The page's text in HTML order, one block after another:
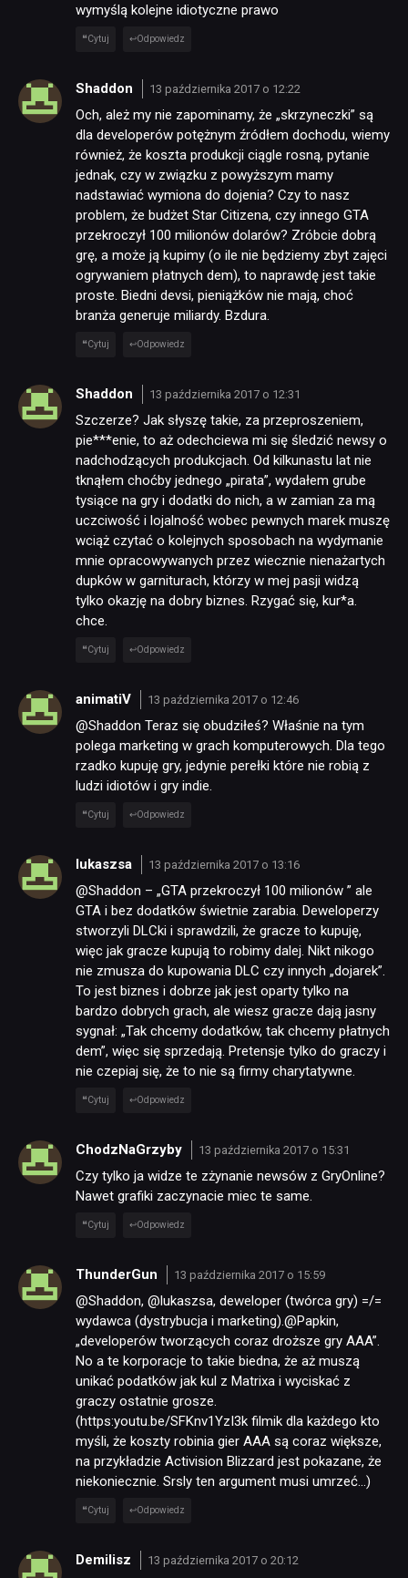
NEWSY
RECENZJE
PUBLICYSTYKA
KULTURA
RETRO
TECHNOLOGIE
DYSKUSJE
JUŻ GRALIŚMY
SKLEP
wymyślą kolejne idiotyczne prawo
Cytuj Odpowiedz
Shaddon 13 października 2017 o 12:22
Och, ależ my nie zapominamy, że „skrzyneczki” są
dla developerów potężnym źródłem dochodu, wiemy
również, że koszta produkcji ciągle rosną, pytanie
jednak, czy w związku z powyższym mamy
nadstawiać wymiona do dojenia? Czy to nasz
problem, że budżet Star Citizena, czy innego GTA
przekroczył 100 milionów dolarów? Zróbcie dobrą
grę, a może ją kupimy (o ile nie będziemy zbyt zajęci
ogrywaniem płatnych dem), to naprawdę jest takie
proste. Biedni devsi, pieniążków nie mają, choć
branża generuje miliardy. Bzdura.
Cytuj Odpowiedz
Shaddon 13 października 2017 o 12:31
Szczerze? Jak słyszę takie, za przeproszeniem,
pie***enie, to aż odechciewa mi się śledzić newsy o
nadchodzących produkcjach. Od kilkunastu lat nie
tknąłem choćby jednego „pirata”, wydałem grube
tysiące na gry i dodatki do nich, a w zamian za mą
uczciwość i lojalność wobec pewnych marek muszę
wciąż czytać o kolejnych sposobach na wydymanie
mnie opracowywanych przez wiecznie nienażartych
dupków w garniturach, którzy w mej pasji widzą
tylko okazję na dobry biznes. Rzygać się, kur*a.
chce.
Cytuj Odpowiedz
animatiV 13 października 2017 o 12:46
@Shaddon Teraz się obudziłeś? Właśnie na tym
polega marketing w grach komputerowych. Dla tego
rzadko kupuję gry, jedynie perełki które nie robią z
ludzi idiotów i gry indie.
Cytuj Odpowiedz
lukaszsa 13 października 2017 o 13:16
@Shaddon – „GTA przekroczył 100 milionów ” ale
GTA i bez dodatków świetnie zarabia. Deweloperzy
stworzyli DLCki i sprawdzili, że gracze to kupuję,
więc jak gracze kupują to robimy dalej. Nikt nikogo
nie zmusza do kupowania DLC czy innych „dojarek”.
To jest biznes i dobrze jak jest oparty tylko na
bardzo dobrych grach, ale wiesz gracze dają jasny
sygnał: „Tak chcemy dodatków, tak chcemy płatnych
dem”, więc się sprzedają. Pretensje tylko do graczy i
nie czepiaj się, że to nie są firmy charytatywne.
Cytuj Odpowiedz
ChodzNaGrzyby 13 października 2017 o 15:31
Czy tylko ja widze te zżynanie newsów z GryOnline?
Nawet grafiki zaczynacie miec te same.
Cytuj Odpowiedz
ThunderGun 13 października 2017 o 15:59
@Shaddon, @lukaszsa, deweloper (twórca gry) =/=
wydawca (dystrybucja i marketing).@Papkin,
„developerów tworzących coraz droższe gry AAA”.
No a te korporacje to takie biedna, że aż muszą
unikać podatków jak kul z Matrixa i wyciskać z
graczy ostatnie grosze.
(https:youtu.be/SFKnv1YzI3k filmik dla każdego kto
myśli, że koszty robinia gier AAA są coraz większe,
na przykładzie Activision Blizzard jest pokazane, że
niekoniecznie. Srsly ten argument musi umrzeć…)
Cytuj Odpowiedz
Demilisz 13 października 2017 o 20:12